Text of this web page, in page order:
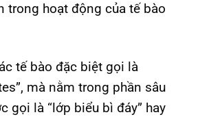
trong hoạt động của tế bào
tế bào đặc biệt gọi là
mà nằm trong phần sâu
gọi là “lớp biểu bì đáy” hay